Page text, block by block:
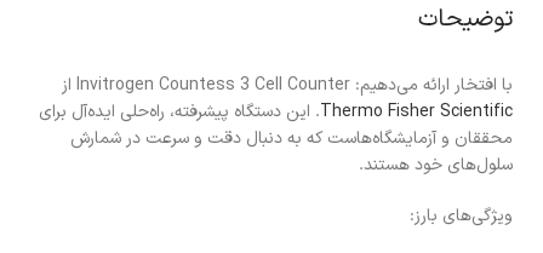
توضیحات
با افتخار ارائه می‌دهیم: Invitrogen Countess 3 Cell Counter از
Thermo Fisher Scientific. این دستگاه پیشرفته، راه‌حلی ایده‌آل برای
محققان و آزمایشگاه‌هاست که به دنبال دقت و سرعت در شمارش
سلول‌های خود هستند.
ویژگی‌های بارز: